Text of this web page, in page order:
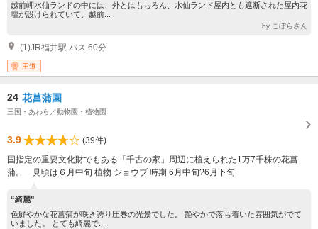
越前岬水仙ランドの中には、外とはもちろん、水仙ランド屋内とも遮断された屋内花
壇が設けられていて、越前...
by こぼらさん
(1)JR福井駅 バス 60分
王道
24 花菖蒲園
三国・あわら／動物園・植物園
3.9
(39件)
国指定の重要文化財でもある「千古の家」周辺に植えられた1万7千株の花菖
蒲。 見頃は６月中旬 植物 ショウブ 時期 6月中旬?6月下旬
“綺麗”
色鮮やかな花菖蒲が咲き誇り圧巻の光景でした。 艶やかで落ち着いた雰囲気がでて
いました。 とても綺麗で...